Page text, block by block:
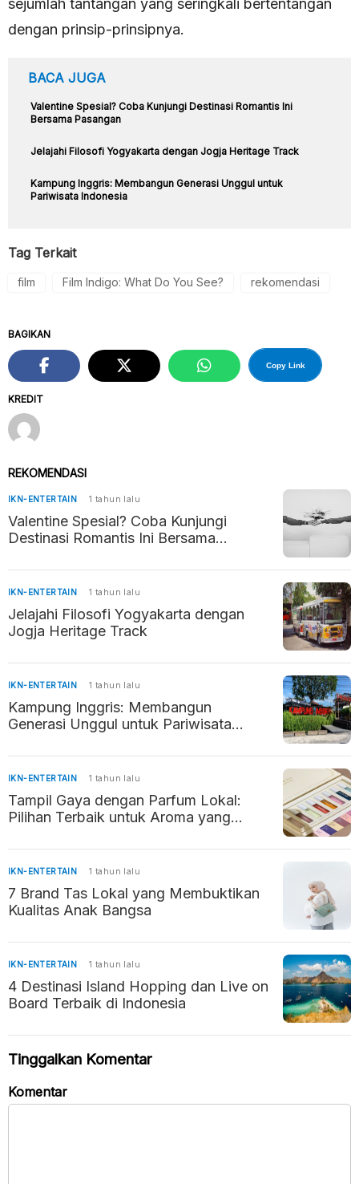
dengan prinsip-prinsipnya.
BACA JUGA
Valentine Spesial? Coba Kunjungi Destinasi Romantis Ini
Bersama Pasangan
Jelajahi Filosofi Yogyakarta dengan Jogja Heritage Track
Kampung Inggris: Membangun Generasi Unggul untuk
Pariwisata Indonesia
Tag Terkait
film Film Indigo: What Do You See? rekomendasi
KREDIT
BAGIKAN
Copy Link
REKOMENDASI
IKN-ENTERTAIN 1 tahun lalu
Valentine Spesial? Coba Kunjungi
Destinasi Romantis Ini Bersama
IKN-ENTERTAIN 1 tahun lalu
Jelajahi Filosofi Yogyakarta dengan
Jogja Heritage Track
IKN-ENTERTAIN 1 tahun lalu
Kampung Inggris: Membangun
Generasi Unggul untuk Pariwisata
IKN-ENTERTAIN 1 tahun lalu
Tampil Gaya dengan Parfum Lokal:
Pilihan Terbaik untuk Aroma yang
IKN-ENTERTAIN 1 tahun lalu
7 Brand Tas Lokal yang Membuktikan
Kualitas Anak Bangsa
IKN-ENTERTAIN 1 tahun lalu
4 Destinasi Island Hopping dan Live on
Board Terbaik di Indonesia
Tinggalkan Komentar
Komentar